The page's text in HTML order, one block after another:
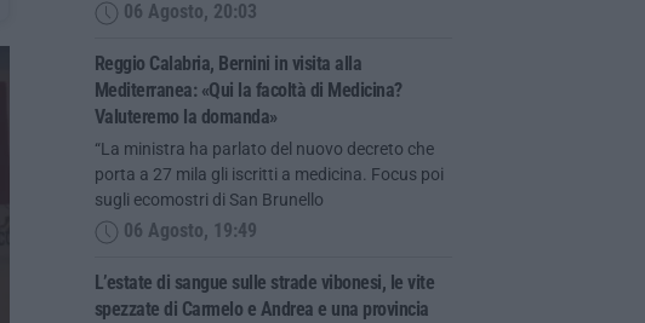
06 Agosto, 20:03
Reggio Calabria, Bernini in visita alla
Mediterranea: «Qui la facoltà di Medicina?
Valuteremo la domanda»
“La ministra ha parlato del nuovo decreto che
porta a 27 mila gli iscritti a medicina. Focus poi
sugli ecomostri di San Brunello
06 Agosto, 19:49
L’estate di sangue sulle strade vibonesi, le vite
spezzate di Carmelo e Andrea e una provincia